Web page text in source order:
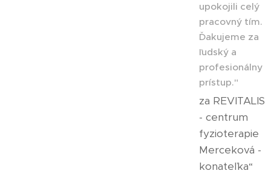
upokojili celý
pracovný tím.
Ďakujeme za
ľudský a
profesionálny
prístup."
za REVITALIS
- centrum
fyzioterapie
Merceková -
konateľka“